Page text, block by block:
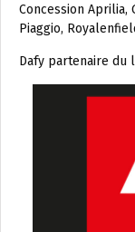
Concession Aprilia,
Piaggio,
Dafy partenaire du